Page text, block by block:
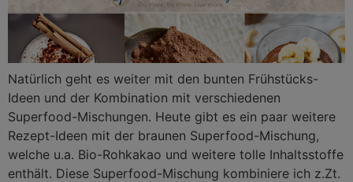
Natürlich geht es weiter mit den bunten Frühstücks-
Ideen und der Kombination mit verschiedenen
Superfood-Mischungen. Heute gibt es ein paar weitere
Rezept-Ideen mit der braunen Superfood-Mischung,
welche u.a. Bio-Rohkakao und weitere tolle Inhaltsstoffe
enthält. Diese Superfood-Mischung kombiniere ich z.Zt.